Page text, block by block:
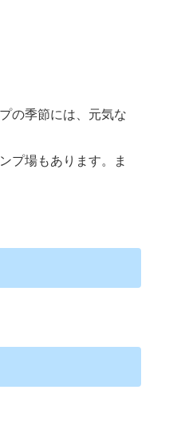
の季節には、元気な
プ場もあります。ま